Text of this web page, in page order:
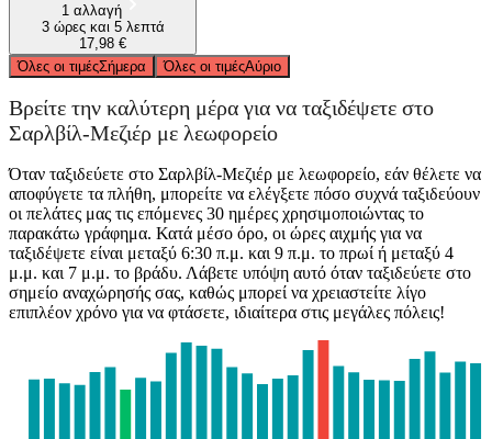
1 αλλαγή
3 ώρες και 5 λεπτά
17,98 €
Όλες οι τιμέςΣήμερα Όλες οι τιμέςΑύριο
Βρείτε την καλύτερη μέρα για να ταξιδέψετε στο
Σαρλβίλ-Μεζιέρ με λεωφορείο
Όταν ταξιδεύετε στο Σαρλβίλ-Μεζιέρ με λεωφορείο, εάν θέλετε να
αποφύγετε τα πλήθη, μπορείτε να ελέγξετε πόσο συχνά ταξιδεύουν
οι πελάτες μας τις επόμενες 30 ημέρες χρησιμοποιώντας το
παρακάτω γράφημα. Κατά μέσο όρο, οι ώρες αιχμής για να
ταξιδέψετε είναι μεταξύ 6:30 π.μ. και 9 π.μ. το πρωί ή μεταξύ 4
μ.μ. και 7 μ.μ. το βράδυ. Λάβετε υπόψη αυτό όταν ταξιδεύετε στο
σημείο αναχώρησής σας, καθώς μπορεί να χρειαστείτε λίγο
επιπλέον χρόνο για να φτάσετε, ιδιαίτερα στις μεγάλες πόλεις!